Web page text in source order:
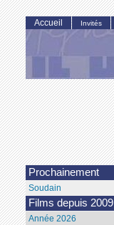
Accueil Invités
Prochainement
Soudain
Films depuis 2009
Année 2026